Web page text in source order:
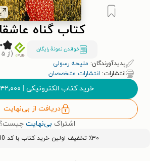
کتاب گناه
خواندن نمونۀ رایگان
(از ۵ رأی)
پدیدآورندگان: ملیحه رسولی
انتشارات: انتشارات متخصصان
خرید کتاب الکترونیکی | ۴۲,۰۰۰
دریافت از بی‌نهایت
اشتراک بی‌نهایت چیست؟
٪۳۰ تخفیف اولین خرید کتاب با کد